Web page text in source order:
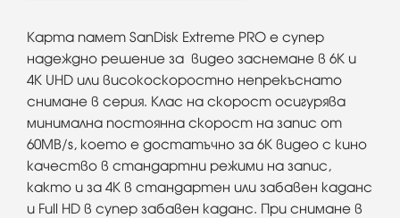
Карта памет SanDisk Extreme PRO е супер
надеждно решение за видео заснемане в 6K и
4K UHD или високоскоростно непрекъснато
снимане в серия. Клас на скорост осигурява
минимална постоянна скорост на запис от
60MB/s, което е достатъчно за 6K видео с кино
качество в стандартни режими на запис,
както и за 4K в стандартен или забавен каданс
и Full HD в супер забавен каданс. При снимане в